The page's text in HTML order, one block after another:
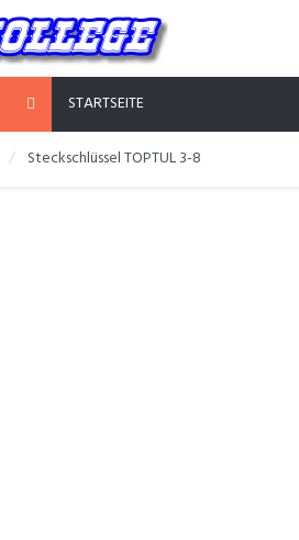
STARTSEITE
Steckschlüssel TOPTUL 3-8